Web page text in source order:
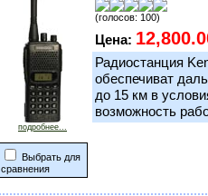
подробнее...
Выбрать для
сравнения
(голосов: 100)
Цена:
Радиостанция
обеспечиват
до 15 км в
возможность